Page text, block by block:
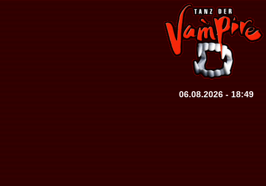
06.08.2026 - 18:49